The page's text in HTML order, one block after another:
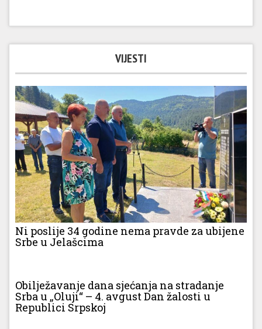
VIJESTI
Ni poslije 34 godine nema pravde za ubijene
Srbe u Jelašcima
Obilježavanje dana sjećanja na stradanje
Srba u „Oluji“ – 4. avgust Dan žalosti u
Republici Srpskoj